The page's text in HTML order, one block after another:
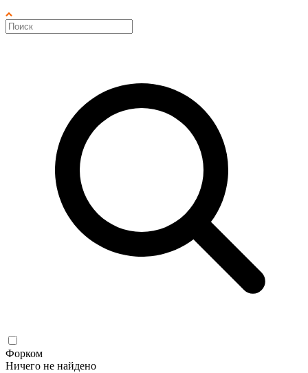
Форком
Ничего не найдено